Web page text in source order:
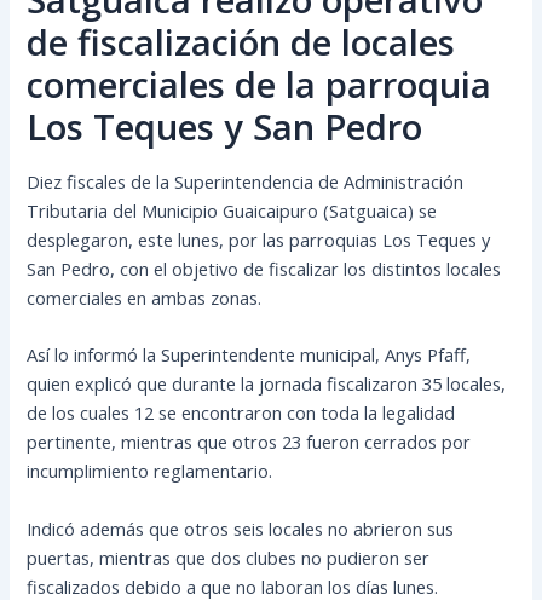
de fiscalización de locales
comerciales de la parroquia
Los Teques y San Pedro
Diez fiscales de la Superintendencia de Administración
Tributaria del Municipio Guaicaipuro (Satguaica) se
desplegaron, este lunes, por las parroquias Los Teques y
San Pedro, con el objetivo de fiscalizar los distintos locales
comerciales en ambas zonas.
Así lo informó la Superintendente municipal, Anys Pfaff,
quien explicó que durante la jornada fiscalizaron 35 locales,
de los cuales 12 se encontraron con toda la legalidad
pertinente, mientras que otros 23 fueron cerrados por
incumplimiento reglamentario.
Indicó además que otros seis locales no abrieron sus
puertas, mientras que dos clubes no pudieron ser
fiscalizados debido a que no laboran los días lunes.